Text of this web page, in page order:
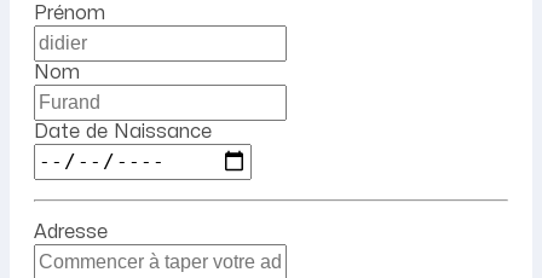
Prénom
Nom
Date de Naissance
Adresse